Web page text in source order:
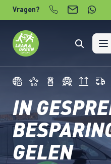
Verder naar content
Vragen?
IN
GELEN